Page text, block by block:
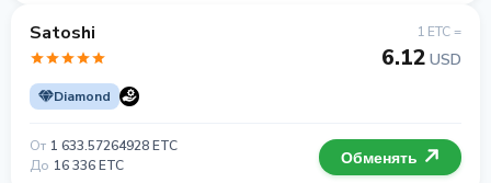
Satoshi
Diamond
1 ETC =
6.12 USD
От 1 633.57264928 ETC
До 16 336 ETC Обменять